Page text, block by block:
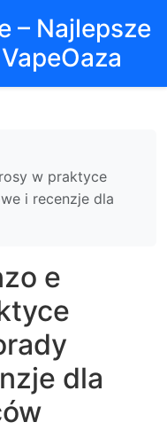
– Najlepsze
w praktyce
i recenzje dla
e
dla